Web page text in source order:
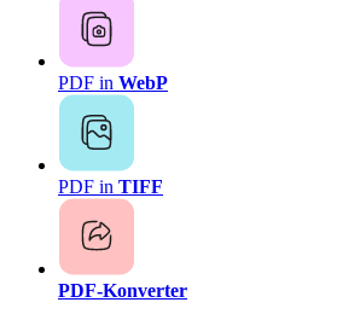
PDF in WebP
PDF in TIFF
PDF-Konverter